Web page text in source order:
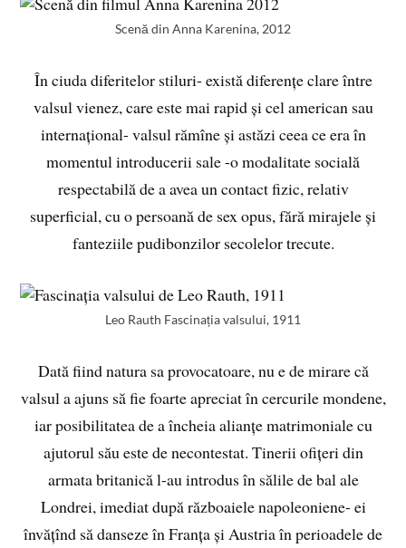
Scenă din Anna Karenina, 2012
În ciuda diferitelor stiluri- există diferențe clare între
valsul vienez, care este mai rapid și cel american sau
internațional- valsul rămîne și astăzi ceea ce era în
momentul introducerii sale -o modalitate socială
respectabilă de a avea un contact fizic, relativ
superficial, cu o persoană de sex opus, fără mirajele și
fanteziile pudibonzilor secolelor trecute.
Leo Rauth Fascinația valsului, 1911
Dată fiind natura sa provocatoare, nu e de mirare că
valsul a ajuns să fie foarte apreciat în cercurile mondene,
iar posibilitatea de a încheia alianțe matrimoniale cu
ajutorul său este de necontestat. Tinerii ofițeri din
armata britanică l-au introdus în sălile de bal ale
Londrei, imediat după războaiele napoleoniene- ei
învățînd să danseze în Franța și Austria în perioadele de